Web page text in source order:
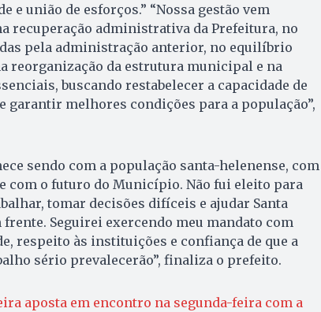
e união de esforços.” “Nossa gestão vem
recuperação administrativa da Prefeitura, no
pela administração anterior, no equilíbrio
reorganização da estrutura municipal e na
buscando restabelecer a capacidade de
melhores condições para a população”,
sendo com a população santa-helenense, com
com o futuro do Município. Não fui eleito para
tomar decisões difíceis e ajudar Santa
frente. Seguirei exercendo meu mandato com
respeito às instituições e confiança de que a
sério prevalecerão”, finaliza o prefeito.
aposta em encontro na segunda-feira com a